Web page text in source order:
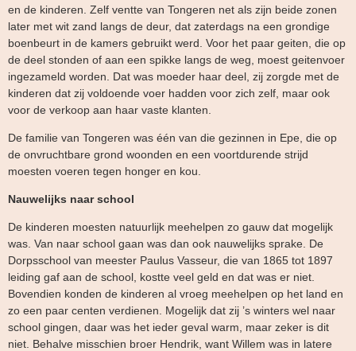
en de kinderen. Zelf ventte van Tongeren net als zijn beide zonen
later met wit zand langs de deur, dat zaterdags na een grondige
boenbeurt in de kamers gebruikt werd. Voor het paar geiten, die op
de deel stonden of aan een spikke langs de weg, moest geitenvoer
ingezameld worden. Dat was moeder haar deel, zij zorgde met de
kinderen dat zij voldoende voer hadden voor zich zelf, maar ook
voor de verkoop aan haar vaste klanten.
De familie van Tongeren was één van die gezinnen in Epe, die op
de onvruchtbare grond woonden en een voortdurende strijd
moesten voeren tegen honger en kou.
Nauwelijks naar school
De kinderen moesten natuurlijk meehelpen zo gauw dat mogelijk
was. Van naar school gaan was dan ook nauwelijks sprake. De
Dorpsschool van meester Paulus Vasseur, die van 1865 tot 1897
leiding gaf aan de school, kostte veel geld en dat was er niet.
Bovendien konden de kinderen al vroeg meehelpen op het land en
zo een paar centen verdienen. Mogelijk dat zij ’s winters wel naar
school gingen, daar was het ieder geval warm, maar zeker is dit
niet. Behalve misschien broer Hendrik, want Willem was in latere